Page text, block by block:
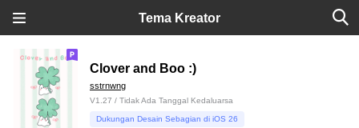
Tema Kreator
Clover and Boo :)
sstrnwng
V1.27 / Tidak Ada Tanggal Kedaluarsa
Dukungan Desain Sebagian di iOS 26